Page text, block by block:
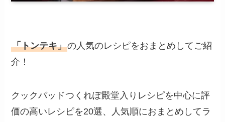
「トンテキ」の人気のレシピをおまとめしてご紹
介！
クックパッドつくれぽ殿堂入りレシピを中心に評
価の高いレシピを20選、人気順におまとめしてラ